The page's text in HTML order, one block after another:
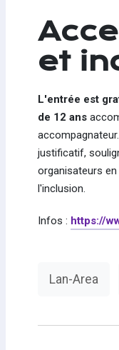
et
L'entrée est
de 12 ans
justificatif,
organisateurs
l'inclusion.
Infos : https://
Lan-Area